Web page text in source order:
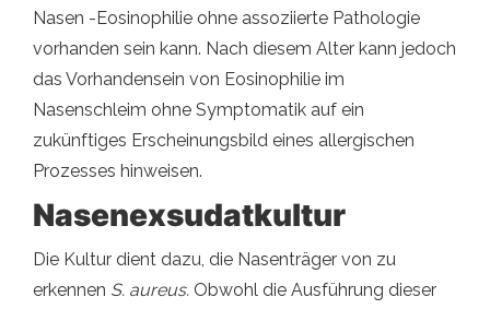
Nasen -Eosinophilie ohne assoziierte Pathologie
vorhanden sein kann. Nach diesem Alter kann jedoch
das Vorhandensein von Eosinophilie im
Nasenschleim ohne Symptomatik auf ein
zukünftiges Erscheinungsbild eines allergischen
Prozesses hinweisen.
Nasenexsudatkultur
Die Kultur dient dazu, die Nasenträger von zu
erkennen S. aureus. Obwohl die Ausführung dieser